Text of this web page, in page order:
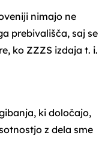
nimajo ne
prebivališča, saj se
ko ZZZS izdaja t. i.
ki določajo,
z dela sme